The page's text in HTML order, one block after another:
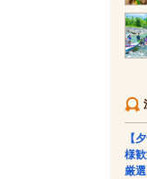
【
様
厳